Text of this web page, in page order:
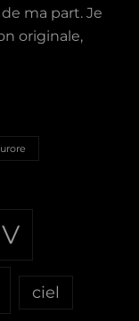
ma part. Je
originale,
ciel